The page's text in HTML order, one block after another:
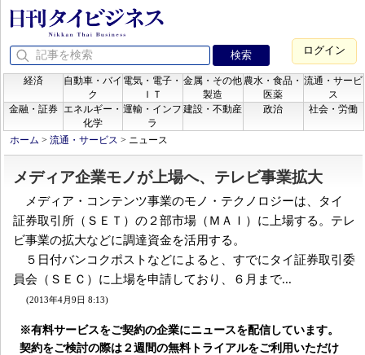
ログイン
経済
自動車・バイ
ク
電気・電子・
ＩＴ
金属・その他
製造
農水・食品・
医薬
流通・サービ
ス
金融・証券
エネルギー・
化学
運輸・インフ
ラ
建設・不動産 政治 社会・労働
ホーム > 流通・サービス > ニュース
メディア企業モノが上場へ、テレビ事業拡大
メディア・コンテンツ事業のモノ・テクノロジーは、タイ
証券取引所（ＳＥＴ）の２部市場（ＭＡＩ）に上場する。テレ
ビ事業の拡大などに調達資金を活用する。
５日付バンコクポストなどによると、すでにタイ証券取引委
員会（ＳＥＣ）に上場を申請しており、６月まで...
(2013年4月9日 8:13)
※有料サービスをご契約の企業にニュースを配信しています。
契約をご検討の際は２週間の無料トライアルをご利用いただけ